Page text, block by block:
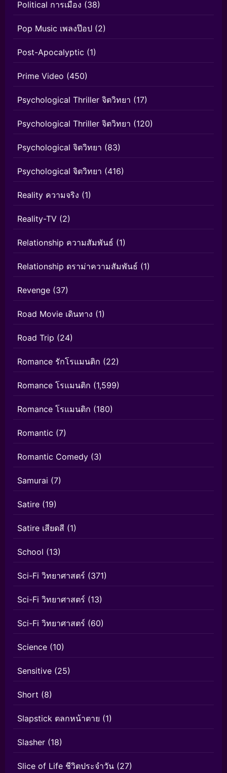
Political การเมือง (38)
Pop Music เพลงป๊อป (2)
Post-Apocalyptic (1)
Prime Video (450)
Psychological Thriller จิตวิทยา (17)
Psychological Thriller จิตวิทยา (120)
Psychological จิตวิทยา (83)
Psychological จิตวิทยา (416)
Reality ความจริง (1)
Reality-TV (2)
Relationship ความสัมพันธ์ (1)
Relationship ดราม่าความสัมพันธ์ (1)
Revenge (37)
Road Movie เดินทาง (1)
Road Trip (24)
Romance รักโรแมนติก (22)
Romance โรแมนติก (1,599)
Romance โรแมนติก (180)
Romantic (7)
Romantic Comedy (3)
Samurai (7)
Satire (19)
Satire เสียดสี (1)
School (13)
Sci-Fi วิทยาศาสตร์ (371)
Sci-Fi วิทยาศาสตร์ (13)
Sci-Fi วิทยาศาสตร์ (60)
Science (10)
Sensitive (25)
Short (8)
Slapstick ตลกหน้าตาย (1)
Slasher (18)
Slice of Life ชีวิตประจำวัน (27)